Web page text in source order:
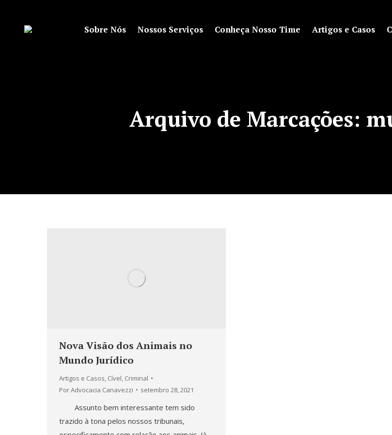
Sobre Nós Nossos Serviços Conheça Nosso Time Artigos e Casos
Arquivo de Marcações:
Nova Visão dos Animais no
Mundo Jurídico
Artigos e Casos, Cível, Criminal
PorAdvocacia Canavezzi setembro 28, 2021
Assunto bem interessante tem sido
trazido à tona pelos nossos tribunais,